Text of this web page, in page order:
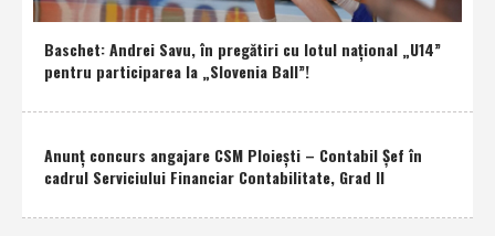
Baschet: Andrei Savu, în pregătiri cu lotul naţional „U14”
pentru participarea la „Slovenia Ball”!
Anunţ concurs angajare CSM Ploieşti – Contabil Şef în
cadrul Serviciului Financiar Contabilitate, Grad II